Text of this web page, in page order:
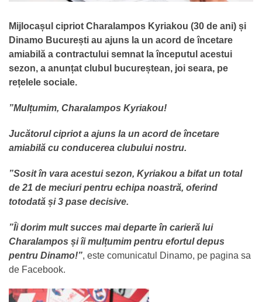
Mijlocașul cipriot Charalampos Kyriakou (30 de ani) și
Dinamo București au ajuns la un acord de încetare
amiabilă a contractului semnat la începutul acestui
sezon, a anunțat clubul bucureștean, joi seara, pe
rețelele sociale.
”Mulțumim, Charalampos Kyriakou!
Jucătorul cipriot a ajuns la un acord de încetare
amiabilă cu conducerea clubului nostru.
”Sosit în vara acestui sezon, Kyriakou a bifat un total
de 21 de meciuri pentru echipa noastră, oferind
totodată și 3 pase decisive.
”Îi dorim mult succes mai departe în carieră lui
Charalampos și îi mulțumim pentru efortul depus
pentru Dinamo!”, este comunicatul Dinamo, pe pagina sa
de Facebook.